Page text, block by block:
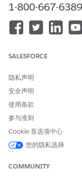
备注
WhatsApp、
驱动的操作仅限于支
为 IT 服务设置
启用 Einstein 生成
置管理数据库
IT 服务客服人员的其
和 Microsoft 团队
1-800-667-6389
SALESFORCE
隐私声明
安全声明
使用条款
参与准则
Cookie 首选项中心
您的隐私选择
COMMUNITY